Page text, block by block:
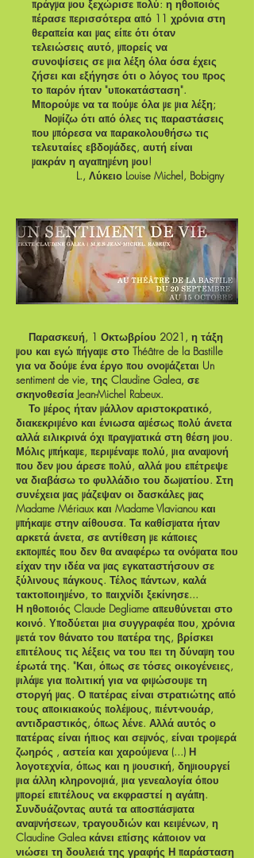
πράγμα μου ξεχώρισε πολύ: η ηθοποιός
πέρασε περισσότερα από 11 χρόνια στη
θεραπεία και μας είπε ότι όταν
τελειώσεις αυτό, μπορείς να
συνοψίσεις σε μια λέξη όλα όσα έχεις
ζήσει και εξήγησε ότι ο λόγος του προς
το παρόν ήταν "υποκατάσταση".
Μπορούμε να τα πούμε όλα με μια λέξη;
Νομίζω ότι από όλες τις παραστάσεις
που μπόρεσα να παρακολουθήσω τις
τελευταίες εβδομάδες, αυτή είναι
μακράν η αγαπημένη μου!
L., Λύκειο Louise Michel, Bobigny
Παρασκευή, 1 Οκτωβρίου 2021, η τάξη
μου και εγώ πήγαμε στο Théâtre de la Bastille
για να δούμε ένα έργο που ονομάζεται Un
sentiment de vie, της Claudine Galea, σε
σκηνοθεσία Jean-Michel Rabeux.
Το μέρος ήταν μάλλον αριστοκρατικό,
διακεκριμένο και ένιωσα αμέσως πολύ άνετα
αλλά ειλικρινά όχι πραγματικά στη θέση μου.
Μόλις μπήκαμε, περιμέναμε πολύ, μια αναμονή
που δεν μου άρεσε πολύ, αλλά μου επέτρεψε
να διαβάσω το φυλλάδιο του δωματίου. Στη
συνέχεια μας μάζεψαν οι δασκάλες μας
Madame Mériaux και Madame Vlavianou και
μπήκαμε στην αίθουσα. Τα καθίσματα ήταν
αρκετά άνετα, σε αντίθεση με κάποιες
εκπομπές που δεν θα αναφέρω τα ονόματα που
είχαν την ιδέα να μας εγκαταστήσουν σε
ξύλινους πάγκους. Τέλος πάντων, καλά
τακτοποιημένο, το παιχνίδι ξεκίνησε...
Η ηθοποιός Claude Degliame απευθύνεται στο
κοινό. Υποδύεται μια συγγραφέα που, χρόνια
μετά τον θάνατο του πατέρα της, βρίσκει
επιτέλους τις λέξεις να του πει τη δύναμη του
έρωτά της. "Και, όπως σε τόσες οικογένειες,
μιλάμε για πολιτική για να φιμώσουμε τη
στοργή μας. Ο πατέρας είναι στρατιώτης από
τους αποικιακούς πολέμους, πιέντ-νουάρ,
αντιδραστικός, όπως λένε. Αλλά αυτός ο
πατέρας είναι ήπιος και σεμνός, είναι τρομερά
ζωηρός , αστεία και χαρούμενα (...) Η
λογοτεχνία, όπως και η μουσική, δημιουργεί
μια άλλη κληρονομιά, μια γενεαλογία όπου
μπορεί επιτέλους να εκφραστεί η αγάπη.
Συνδυάζοντας αυτά τα αποσπάσματα
αναμνήσεων, τραγουδιών και κειμένων, η
Claudine Galea κάνει επίσης κάποιον να
νιώσει τη δουλειά της γραφής Η παράσταση